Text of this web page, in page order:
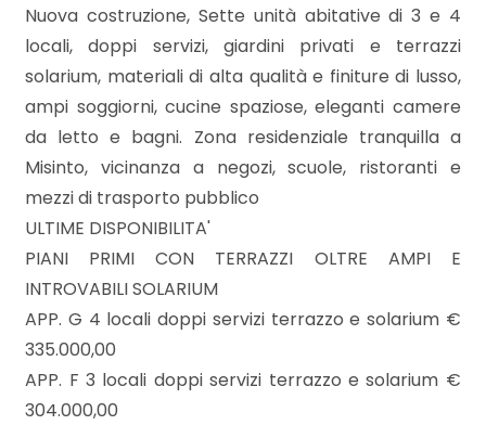
Nuova costruzione, Sette unità abitative di 3 e 4
locali, doppi servizi, giardini privati e terrazzi
solarium, materiali di alta qualità e finiture di lusso,
ampi soggiorni, cucine spaziose, eleganti camere
da letto e bagni. Zona residenziale tranquilla a
Misinto, vicinanza a negozi, scuole, ristoranti e
mezzi di trasporto pubblico
ULTIME DISPONIBILITA'
PIANI PRIMI CON TERRAZZI OLTRE AMPI E
INTROVABILI SOLARIUM
APP. G 4 locali doppi servizi terrazzo e solarium €
335.000,00
APP. F 3 locali doppi servizi terrazzo e solarium €
304.000,00
2
3
4
5
5+
Bagni
minimi